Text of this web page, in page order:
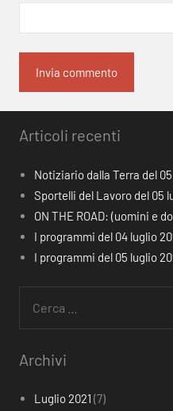
Articoli recenti
Notiziario dalla Terra del
Sportelli del Lavoro del 05
ON THE ROAD: (uomini e
I programmi del 04 luglio
I programmi del 05 luglio
per:
Archivi
Luglio 2021 (7)